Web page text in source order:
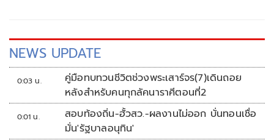
NEWS UPDATE
0:03 น.
คู่มือทบทวนชีวิตช่วงพระเสาร์จร(7)เดินถอย
หลังสำหรับคนทุกลัคนาราศีตอนที่2
0:01 น.
สอบท้องถิ่น-ฮั้วสว.-ผลงานไม่ออก บั่นทอนเชื่อ
มั่น'รัฐบาลอนุทิน'